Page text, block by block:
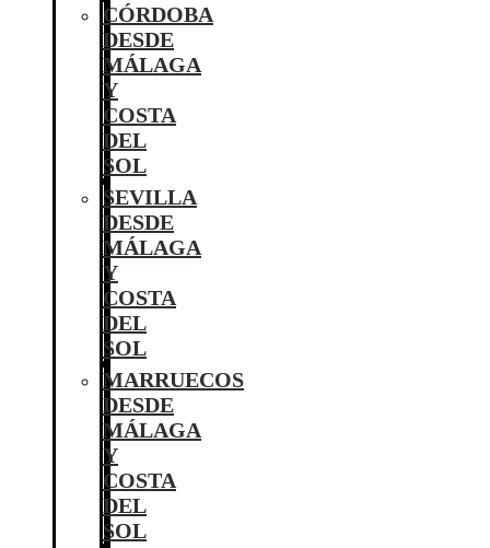
CÓRDOBA
DESDE
MÁLAGA
Y
COSTA
DEL
SOL
SEVILLA
DESDE
MÁLAGA
Y
COSTA
DEL
SOL
MARRUECOS
DESDE
MÁLAGA
Y
COSTA
DEL
SOL